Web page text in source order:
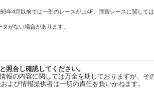
年4月以前では一部のレースが上4F、障害レースに関して
がない場合があります。
照合し確認してください。
報の内容に関しては万全を期しておりますが、
よび情報提供者は一切の責任を負いかねます。